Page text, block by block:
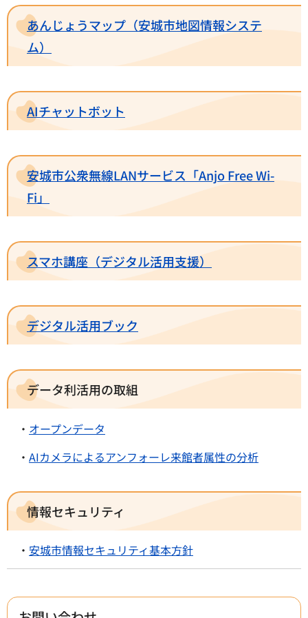
あんじょうマップ（安城市地図情報システ
ム）
AIチャットボット
安城市公衆無線LANサービス「Anjo Free Wi-
Fi」
スマホ講座（デジタル活用支援）
デジタル活用ブック
データ利活用の取組
・ オープンデータ
・ AIカメラによるアンフォーレ来館者属性の分析
情報セキュリティ
・ 安城市情報セキュリティ基本方針